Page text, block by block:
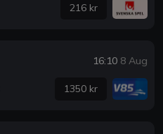
216 kr
16:10 8 Aug
1350 kr